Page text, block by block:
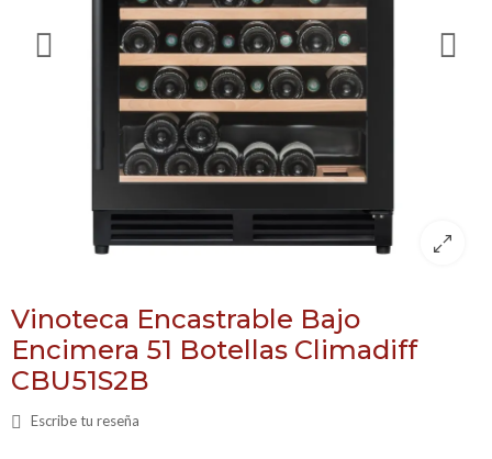
Vinoteca Encastrable Bajo
Encimera 51 Botellas Climadiff
CBU51S2B
Escribe tu reseña